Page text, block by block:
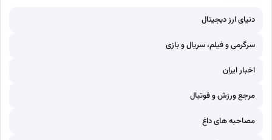
دنیای ارز دیجیتال
سرگرمی و فیلم، سریال و بازی
اخبار ایران
مرجع ورزش و فوتبال
مصاحبه های داغ